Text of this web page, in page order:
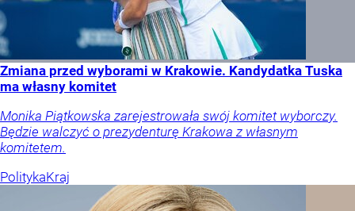
Zmiana przed wyborami w Krakowie. Kandydatka Tuska
ma własny komitet
Monika Piątkowska zarejestrowała swój komitet wyborczy.
Będzie walczyć o prezydenturę Krakowa z własnym
komitetem.
PolitykaKraj